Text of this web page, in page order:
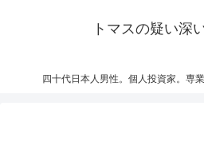
トマスの疑い深
四十代日本人男性。個人投資家。専